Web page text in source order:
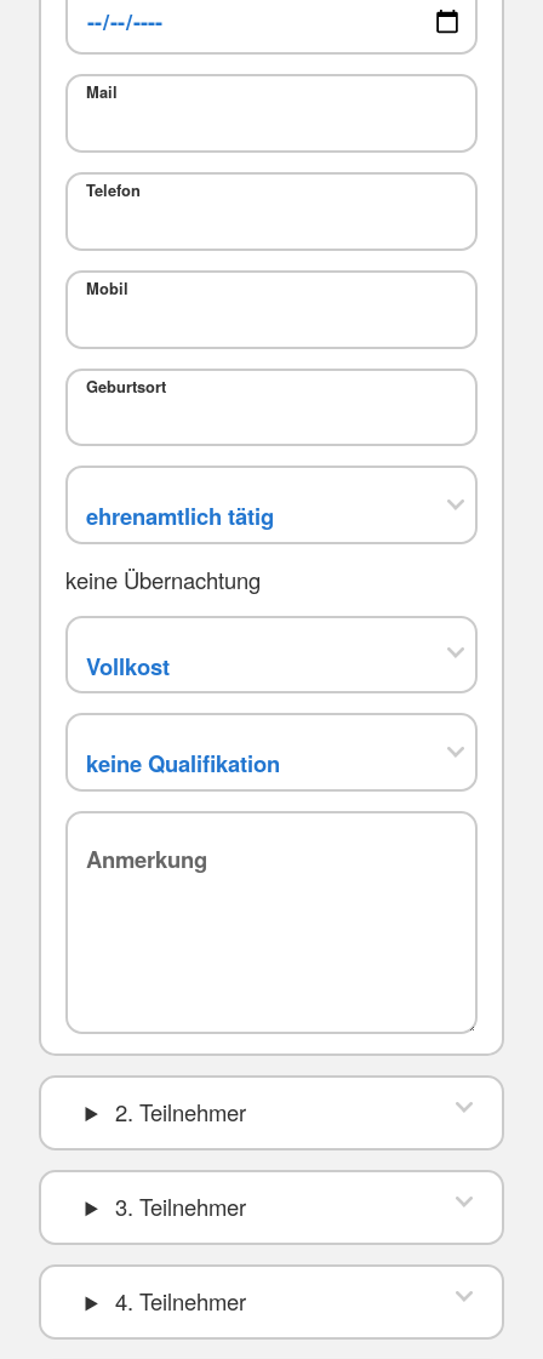
Mail
Telefon
Mobil
Geburtsort
keine Übernachtung
2. Teilnehmer
3. Teilnehmer
4. Teilnehmer